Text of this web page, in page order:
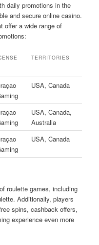
daily promotions in the
and secure online casino.
offer a wide range of
TERRITORIES
USA, Canada
USA, Canada,
Australia
USA, Canada
roulette games, including
Additionally, players
spins, cashback offers,
experience even more